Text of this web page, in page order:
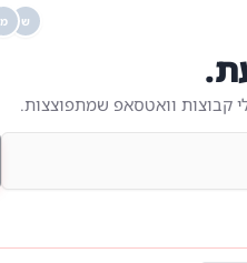
ש מ
קבוצות וואטסאפ שמתפוצצות.